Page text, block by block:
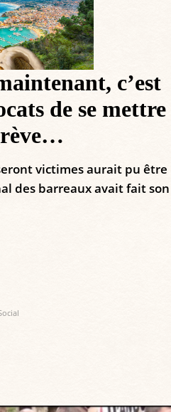
c’est
de se mettre
victimes aurait pu être
des barreaux avait fait son